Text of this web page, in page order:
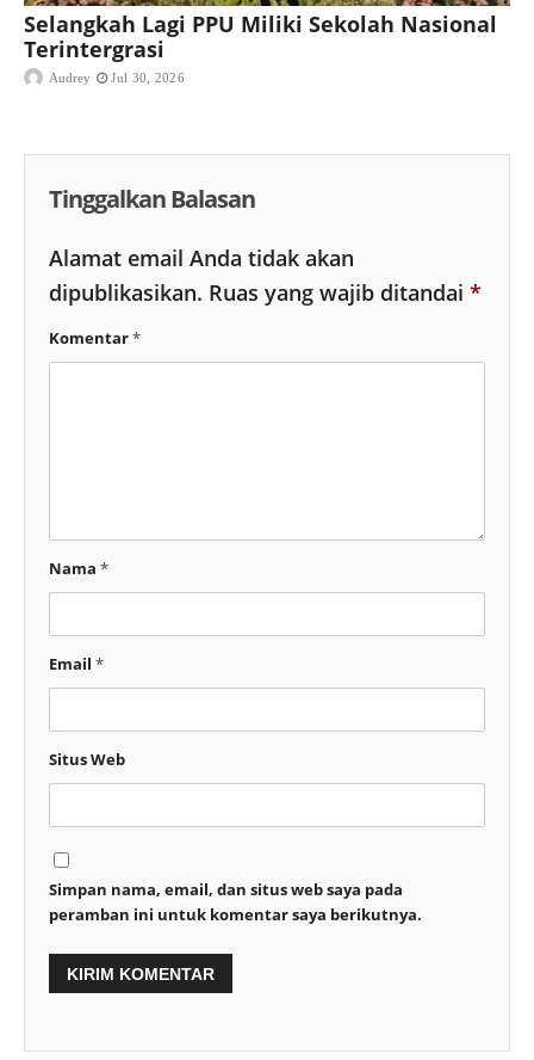
Selangkah Lagi PPU Miliki Sekolah Nasional
Terintergrasi
Audrey Jul 30, 2026
Tinggalkan Balasan
Alamat email Anda tidak akan
dipublikasikan. Ruas yang wajib ditandai *
Komentar*
Nama *
Email *
Situs Web
Simpan nama, email, dan situs web saya pada
peramban ini untuk komentar saya berikutnya.